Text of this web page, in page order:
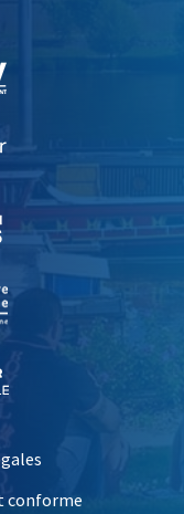
, Ouvre une nouvelle
, Ouvre une nouvelle
conforme